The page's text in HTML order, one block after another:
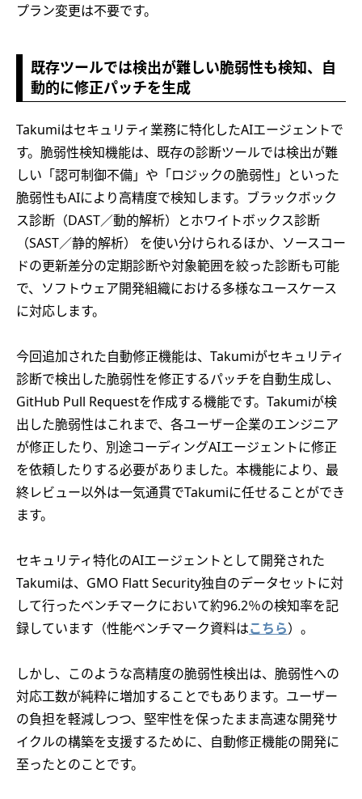
プラン変更は不要です。
既存ツールでは検出が難しい脆弱性も検知、自
動的に修正パッチを生成
Takumiはセキュリティ業務に特化したAIエージェントで
す。脆弱性検知機能は、既存の診断ツールでは検出が難
しい「認可制御不備」や「ロジックの脆弱性」といった
脆弱性もAIにより高精度で検知します。ブラックボック
ス診断（DAST／動的解析）とホワイトボックス診断
（SAST／静的解析） を使い分けられるほか、ソースコー
ドの更新差分の定期診断や対象範囲を絞った診断も可能
で、ソフトウェア開発組織における多様なユースケース
に対応します。
今回追加された自動修正機能は、Takumiがセキュリティ
診断で検出した脆弱性を修正するパッチを自動生成し、
GitHub Pull Requestを作成する機能です。Takumiが検
出した脆弱性はこれまで、各ユーザー企業のエンジニア
が修正したり、別途コーディングAIエージェントに修正
を依頼したりする必要がありました。本機能により、最
終レビュー以外は一気通貫でTakumiに任せることができ
ます。
セキュリティ特化のAIエージェントとして開発された
Takumiは、GMO Flatt Security独自のデータセットに対
して行ったベンチマークにおいて約96.2％の検知率を記
録しています（性能ベンチマーク資料はこちら）。
しかし、このような高精度の脆弱性検出は、脆弱性への
対応工数が純粋に増加することでもあります。ユーザー
の負担を軽減しつつ、堅牢性を保ったまま高速な開発サ
イクルの構築を支援するために、自動修正機能の開発に
至ったとのことです。